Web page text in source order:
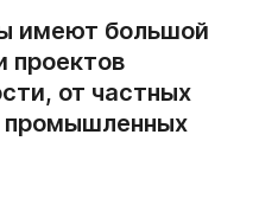
имеют большой
проектов
от частных
промышленных